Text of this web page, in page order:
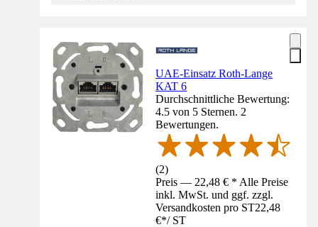
UAE-Einsatz Roth-Lange
KAT 6
Durchschnittliche Bewertung:
4.5 von 5 Sternen. 2
Bewertungen.
(2)
Preis — 22,48 € * Alle Preise
inkl. MwSt. und ggf. zzgl.
Versandkosten pro ST22,48
€*/ ST